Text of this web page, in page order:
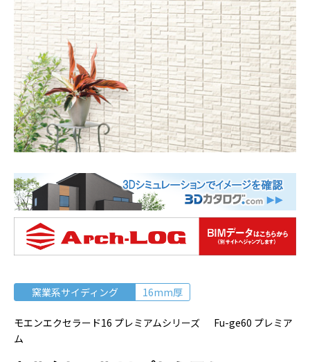
窯業系サイディング 16mm厚
モエンエクセラード16 プレミアムシリーズ Fu-ge60 プレミア
ム